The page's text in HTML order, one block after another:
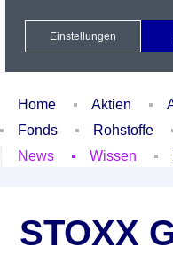
Xetra Realtime
Home Aktien
Fonds
Rohstoffe
News
Wissen
STOXX
Einstellungen